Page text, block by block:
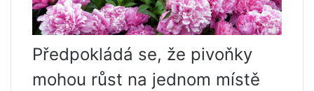
Předpokládá se, že pivoňky
mohou růst na jednom místě